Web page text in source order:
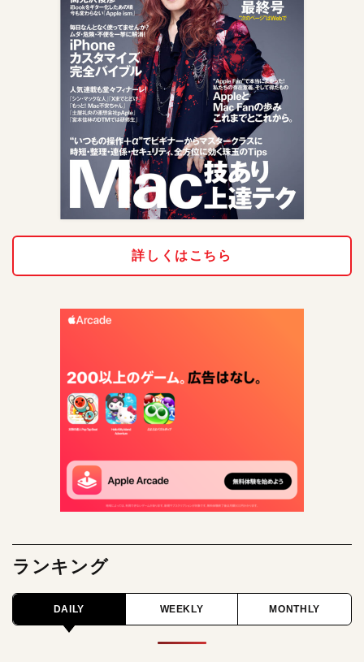
詳しくはこちら
ランキング
DAILY WEEKLY MONTHLY